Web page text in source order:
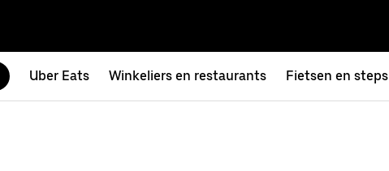
Uber Eats Winkeliers en restaurants Fietsen en steps